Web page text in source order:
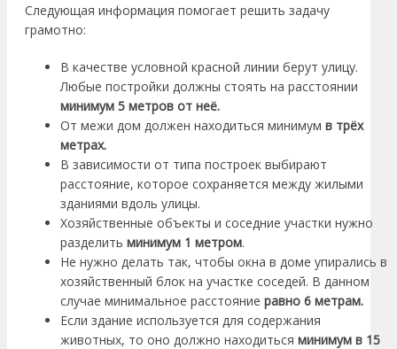
Следующая информация помогает решить задачу
грамотно:
В качестве условной красной линии берут улицу.
Любые постройки должны стоять на расстоянии
минимум 5 метров от неё.
От межи дом должен находиться минимум в трёх
метрах.
В зависимости от типа построек выбирают
расстояние, которое сохраняется между жилыми
зданиями вдоль улицы.
Хозяйственные объекты и соседние участки нужно
разделить минимум 1 метром.
Не нужно делать так, чтобы окна в доме упирались в
хозяйственный блок на участке соседей. В данном
случае минимальное расстояние равно 6 метрам.
Если здание используется для содержания
животных, то оно должно находиться минимум в 15